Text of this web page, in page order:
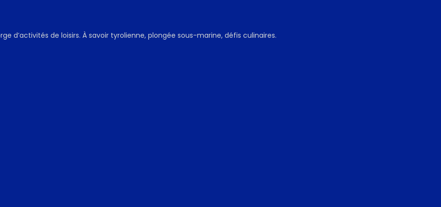
d’activités de loisirs. À savoir tyrolienne, plongée sous-marine, défis culinaires.